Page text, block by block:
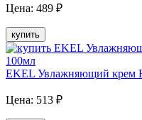
Цена: 489 ₽
купить
EKEL Увлажняющий крем
Цена: 513 ₽